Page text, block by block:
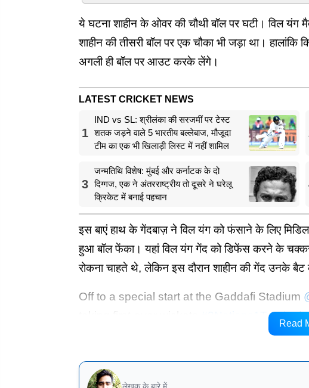
ये घटना शाहीन के ओवर की चौथी बॉल पर घटी। विल यंग
शाहीन की तीसरी बॉल पर एक चौका भी जड़ा था। हालांकि
अगली ही बॉल पर आउट करके लेंगे।
LATEST CRICKET NEWS
1
IND vs SL: श्रीलंका की सरजमीं पर टेस्ट
शतक जड़ने वाले 5 भारतीय बल्लेबाज, मौजूदा
टीम का एक भी खिलाड़ी लिस्ट में नहीं शामिल
3
जन्मतिथि विशेष: मुंबई और कर्नाटक के दो
दिग्गज, एक ने अंतरराष्ट्रीय तो दूसरे ने घरेलू
क्रिकेट में बनाई पहचान
इस बाएं हाथ के गेंदबाज़ ने विल यंग को फंसाने के लिए
हुआ बॉल फेंका। यहां विल यंग गेंद को डिफेंस करने के
रोकना चाहते थे, लेकिन इस दौरान शाहीन की गेंद उनके बैट
Off to a special start at the Gaddafi Stadium
#3Nations1Trophy|
Read
लेखक के बारे में